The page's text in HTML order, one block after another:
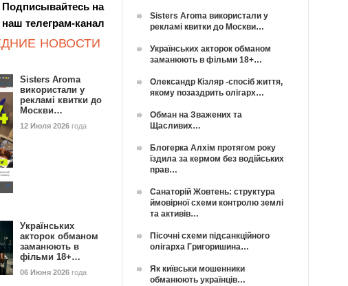
Подписывайтесь на
наш телеграм-канал
НОВОСТИ
Sisters Aroma
використали у
рекламі квитки до
Москви…
12 Июля 2026 года
Українських
акторок обманом
заманюють в
фільми 18+…
06 Июня 2026 года
Sisters Aroma використали у
рекламі квитки до Москви…
Українських акторок обманом
заманюють в фільми 18+…
Олександр Кізляр -спосіб життя,
якому позаздрить олігарх…
Обман на Зважених та
Щасливих…
Блогерка Алхім протягом року
їздила за кермом без водійських
прав…
Санаторій Жовтень: структура
ймовірної схеми контролю землі
та активів…
Пісочні схеми підсанкційного
олігарха Григоришина…
Як київськи мошенники
обманюють українців…